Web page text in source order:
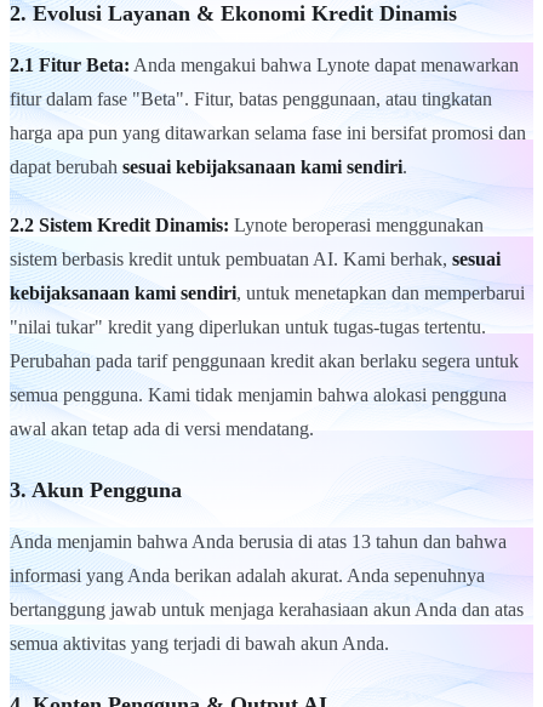
2. Evolusi Layanan & Ekonomi Kredit Dinamis
2.1 Fitur Beta: Anda mengakui bahwa Lynote dapat menawarkan
fitur dalam fase "Beta". Fitur, batas penggunaan, atau tingkatan
harga apa pun yang ditawarkan selama fase ini bersifat promosi dan
dapat berubah sesuai kebijaksanaan kami sendiri.
2.2 Sistem Kredit Dinamis: Lynote beroperasi menggunakan
sistem berbasis kredit untuk pembuatan AI. Kami berhak, sesuai
kebijaksanaan kami sendiri, untuk menetapkan dan memperbarui
"nilai tukar" kredit yang diperlukan untuk tugas-tugas tertentu.
Perubahan pada tarif penggunaan kredit akan berlaku segera untuk
semua pengguna. Kami tidak menjamin bahwa alokasi pengguna
awal akan tetap ada di versi mendatang.
3. Akun Pengguna
Anda menjamin bahwa Anda berusia di atas 13 tahun dan bahwa
informasi yang Anda berikan adalah akurat. Anda sepenuhnya
bertanggung jawab untuk menjaga kerahasiaan akun Anda dan atas
semua aktivitas yang terjadi di bawah akun Anda.